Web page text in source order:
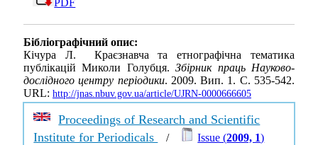
PDF
Бібліографічний опис:
Кічура Л. Краєзнавча та етнографічна тематика
публікацій Миколи Голубця.Збірник праць Науково-
дослідного центру періодики. 2009. Вип. 1. С. 535-542.
URL: http://jnas.nbuv.gov.ua/article/UJRN-0000666605
Proceedings of Research and Scientific
Institute for Periodicals
/ Issue (2009, 1)